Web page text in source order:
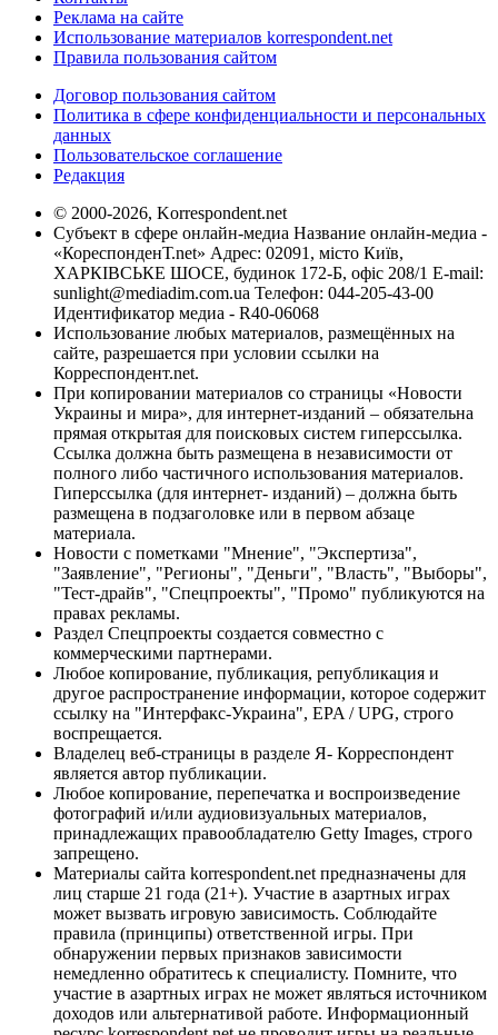
Реклама на сайте
Использование материалов korrespondent.net
Правила пользования сайтом
Договор пользования сайтом
Политика в сфере конфиденциальности и персональных
данных
Пользовательское соглашение
Редакция
© 2000-2026, Korrespondent.net
Субъект в сфере онлайн-медиа Название онлайн-медиа -
«КореспонденТ.net» Адрес: 02091, місто Київ,
ХАРКІВСЬКЕ ШОСЕ, будинок 172-Б, офіс 208/1 E-mail:
sunlight@mediadim.com.ua Телефон: 044-205-43-00
Идентификатор медиа - R40-06068
Использование любых материалов, размещённых на
сайте, разрешается при условии ссылки на
Корреспондент.net.
При копировании материалов со страницы «Новости
Украины и мира», для интернет-изданий – обязательна
прямая открытая для поисковых систем гиперссылка.
Ссылка должна быть размещена в независимости от
полного либо частичного использования материалов.
Гиперссылка (для интернет- изданий) – должна быть
размещена в подзаголовке или в первом абзаце
материала.
Новости с пометками "Мнение", "Экспертиза",
"Заявление", "Регионы", "Деньги", "Власть", "Выборы",
"Тест-драйв", "Спецпроекты", "Промо" публикуются на
правах рекламы.
Раздел Спецпроекты создается совместно с
коммерческими партнерами.
Любое копирование, публикация, републикация и
другое распространение информации, которое содержит
ссылку на "Интерфакс-Украина", EPA / UPG, строго
воспрещается.
Владелец веб-страницы в разделе Я- Корреспондент
является автор публикации.
Любое копирование, перепечатка и воспроизведение
фотографий и/или аудиовизуальных материалов,
принадлежащих правообладателю Getty Images, строго
запрещено.
Материалы сайта korrespondent.net предназначены для
лиц старше 21 года (21+). Участие в азартных играх
может вызвать игровую зависимость. Соблюдайте
правила (принципы) ответственной игры. При
обнаружении первых признаков зависимости
немедленно обратитесь к специалисту. Помните, что
участие в азартных играх не может являться источником
доходов или альтернативой работе. Информационный